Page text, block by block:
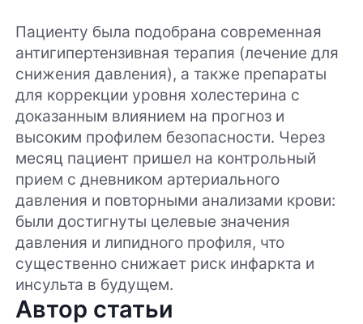
Пациенту была подобрана современная
антигипертензивная терапия (лечение для
снижения давления), а также препараты
для коррекции уровня холестерина с
доказанным влиянием на прогноз и
высоким профилем безопасности. Через
месяц пациент пришел на контрольный
прием с дневником артериального
давления и повторными анализами крови:
были достигнуты целевые значения
давления и липидного профиля, что
существенно снижает риск инфаркта и
инсульта в будущем.
Автор статьи